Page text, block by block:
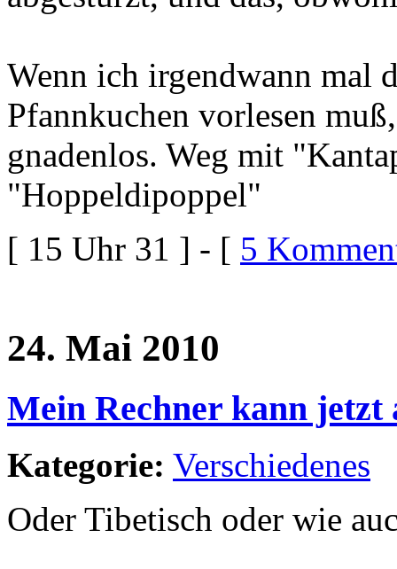
Wenn ich irgendwann mal
Pfannkuchen vorlesen
gnadenlos. Weg mit
"Hoppeldipoppel"
[ 15 Uhr 31 ] - [ 5
24. Mai 2010
Mein Rechner kann jetzt
Kategorie: Verschiedenes
Oder Tibetisch oder wie